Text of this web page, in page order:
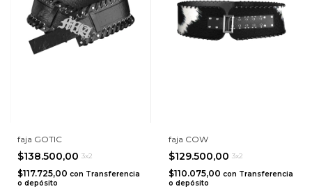
faja GOTIC
$138.500,00 3x2
$117.725,00 con Transferencia
o depósito
faja COW
$129.500,00 3x2
$110.075,00 con Transferencia
o depósito